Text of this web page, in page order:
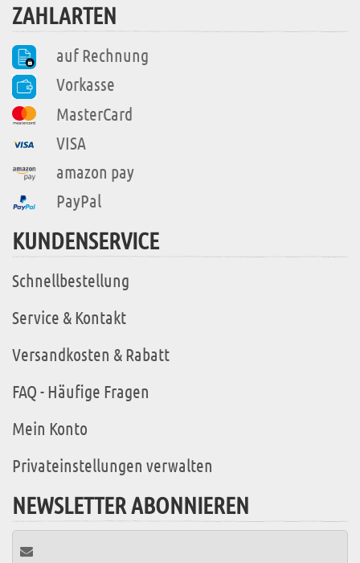
ZAHLARTEN
auf Rechnung
Vorkasse
MasterCard
VISA
amazon pay
PayPal
KUNDENSERVICE
Schnellbestellung
Service & Kontakt
Versandkosten & Rabatt
FAQ - Häufige Fragen
Mein Konto
Privateinstellungen verwalten
NEWSLETTER ABONNIEREN